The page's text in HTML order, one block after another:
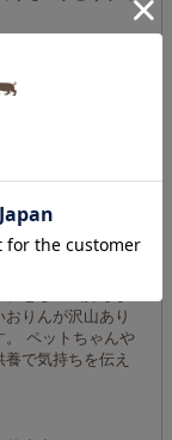
方もいらっしゃ
は想いを伝えるた
、つまりペット
これから始めま
に鳴らすものと
かもしれません
、その音色と共に
ます。 なによ
りんが沢山あり
。 ペットちゃんや
で気持ちを伝え